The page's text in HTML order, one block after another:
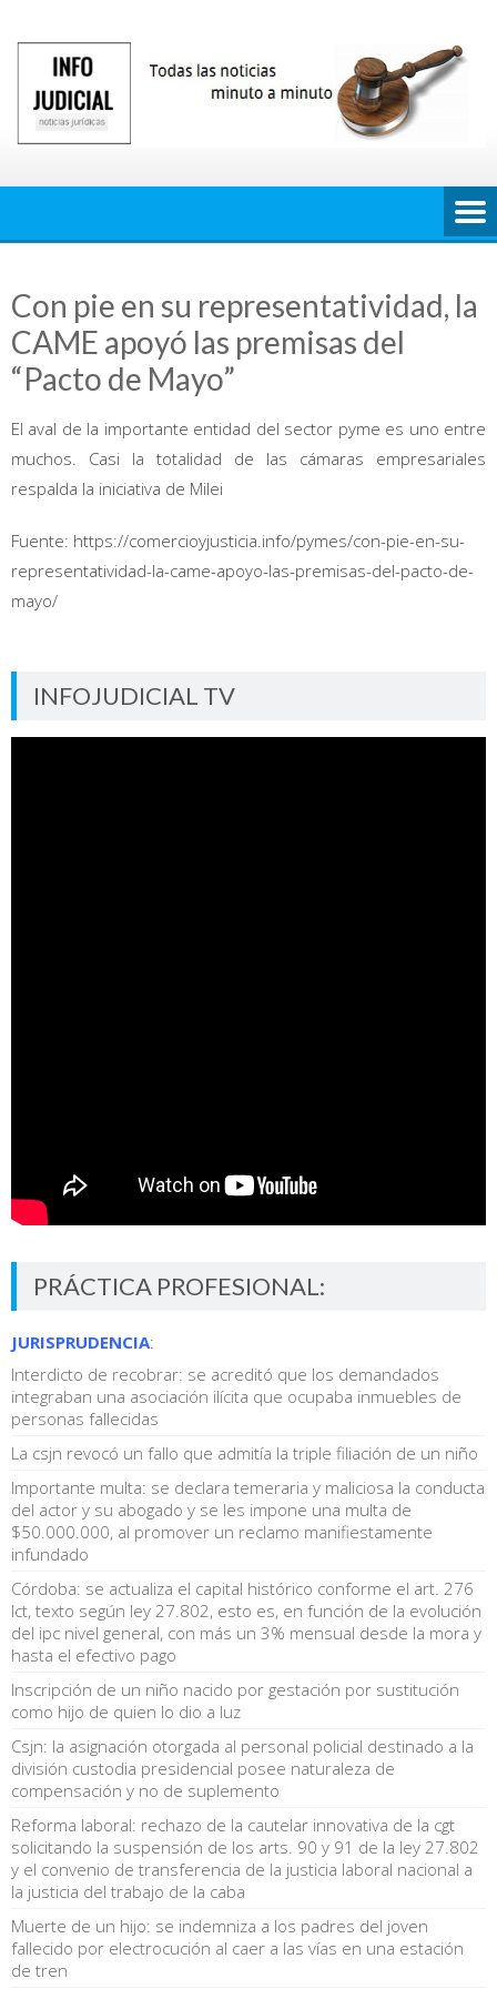
contenido
Con pie en su representatividad, la
CAME apoyó las premisas del
“Pacto de Mayo”
El aval de la importante entidad del sector pyme es uno entre
muchos. Casi la totalidad de las cámaras empresariales
respalda la iniciativa de Milei
Fuente: https://comercioyjusticia.info/pymes/con-pie-en-su-
representatividad-la-came-apoyo-las-premisas-del-pacto-de-
mayo/
INFOJUDICIAL TV
PRÁCTICA PROFESIONAL:
JURISPRUDENCIA:
Interdicto de recobrar: se acreditó que los demandados
integraban una asociación ilícita que ocupaba inmuebles de
personas fallecidas
La csjn revocó un fallo que admitía la triple filiación de un niño
Importante multa: se declara temeraria y maliciosa la conducta
del actor y su abogado y se les impone una multa de
$50.000.000, al promover un reclamo manifiestamente
infundado
Córdoba: se actualiza el capital histórico conforme el art. 276
lct, texto según ley 27.802, esto es, en función de la evolución
del ipc nivel general, con más un 3% mensual desde la mora y
hasta el efectivo pago
Inscripción de un niño nacido por gestación por sustitución
como hijo de quien lo dio a luz
Csjn: la asignación otorgada al personal policial destinado a la
división custodia presidencial posee naturaleza de
compensación y no de suplemento
Reforma laboral: rechazo de la cautelar innovativa de la cgt
solicitando la suspensión de los arts. 90 y 91 de la ley 27.802
y el convenio de transferencia de la justicia laboral nacional a
la justicia del trabajo de la caba
Muerte de un hijo: se indemniza a los padres del joven
fallecido por electrocución al caer a las vías en una estación
de tren